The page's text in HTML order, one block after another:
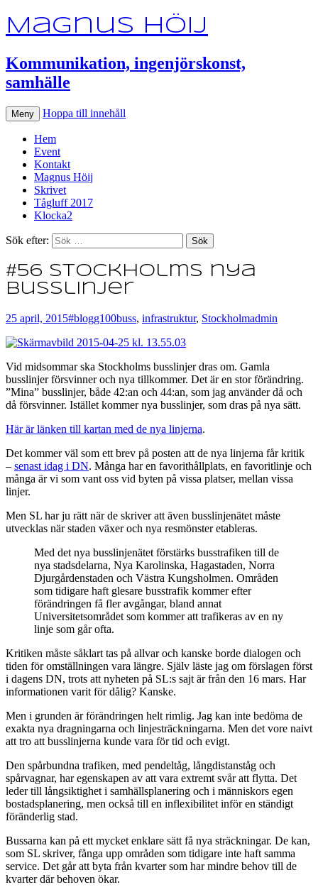
Magnus Höij
Kommunikation, ingenjörskonst,
samhälle
Meny Hoppa till innehåll
Hem
Event
Kontakt
Magnus Höij
Skrivet
Tågluff 2017
Klocka2
Sök efter:
#56 Stockholms nya
busslinjer
25 april, 2015#blogg100buss, infrastruktur, Stockholmadmin
Vid midsommar ska Stockholms busslinjer dras om. Gamla
busslinjer försvinner och nya tillkommer. Det är en stor förändring.
”Mina” busslinjer, både 42:an och 44:an, som jag använder då och
då försvinner. Istället kommer nya busslinjer, som dras på nya sätt.
Här är länken till kartan med de nya linjerna.
Det kommer väl som ett brev på posten att de nya linjerna får kritik
– senast idag i DN. Många har en favorithållplats, en favoritlinje och
många är vi som vant oss vid byten på vissa platser, mellan vissa
linjer.
Men SL har ju rätt när de skriver att även busslinjenätet måste
utvecklas när staden växer och nya resmönster etableras.
Med det nya busslinjenätet förstärks busstrafiken till de
nya stadsdelarna, Nya Karolinska, Hagastaden, Norra
Djurgårdenstaden och Västra Kungsholmen. Områden
som tidigare haft glesare busstrafik kommer efter
förändringen få fler avgångar, bland annat
Universitetsområdet som kommer att trafikeras av en ny
linje som går ofta.
Kritiken måste såklart tas på allvar och kanske borde dialogen och
tiden för omställningen vara längre. Själv läste jag om förslagen först
i dagens DN, trots att nyheten på SL:s sajt är från den 16 mars. Har
informationen varit för dålig? Kanske.
Men i grunden är förändringen helt rimlig. Jag kan inte bedöma de
exakta nya dragningarna och linjesträckningarna. Men det vore naivt
att tro att busslinjerna kunde vara för tid och evigt.
Den spårbundna trafiken, med pendeltåg, långdistanståg och
spårvagnar, har egenskapen av att vara extremt svår att flytta. Det
leder till långsiktighet i samhällsplanering och i människors egen
bostadsplanering, men också till en inflexibilitet inför en ständigt
föränderlig stad.
Bussarna kan på ett mycket enklare sätt få nya sträckningar. De kan,
som SL skriver, fånga upp områden som tidigare inte haft samma
service. Det går att byta från kvarter som har mindre behov till de
kvarter där behoven ökar.